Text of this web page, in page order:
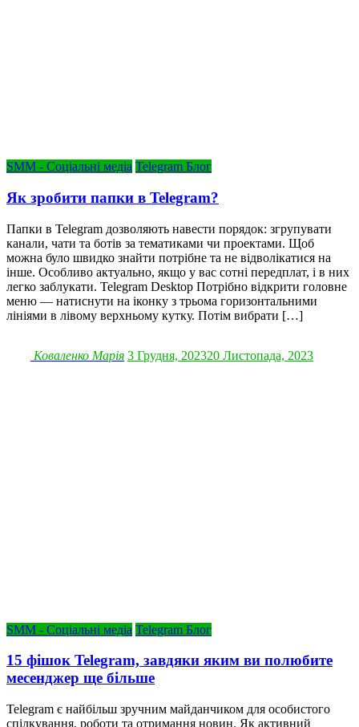
SMM - Соціальні медіа Telegram Блог
Як зробити папки в Telegram?
Папки в Telegram дозволяють навести порядок: згрупувати
канали, чати та ботів за тематиками чи проектами. Щоб
можна було швидко знайти потрібне та не відволікатися на
інше. Особливо актуально, якщо у вас сотні передплат, і в них
легко заблукати. Telegram Desktop Потрібно відкрити головне
меню — натиснути на іконку з трьома горизонтальними
лініями в лівому верхньому кутку. Потім вибрати […]
Коваленко Марія 3 Грудня, 202320 Листопада, 2023
SMM - Соціальні медіа Telegram Блог
15 фішок Telegram, завдяки яким ви полюбите
месенджер ще більше
Telegram є найбільш зручним майданчиком для особистого
спілкування, роботи та отримання новин. Як активний